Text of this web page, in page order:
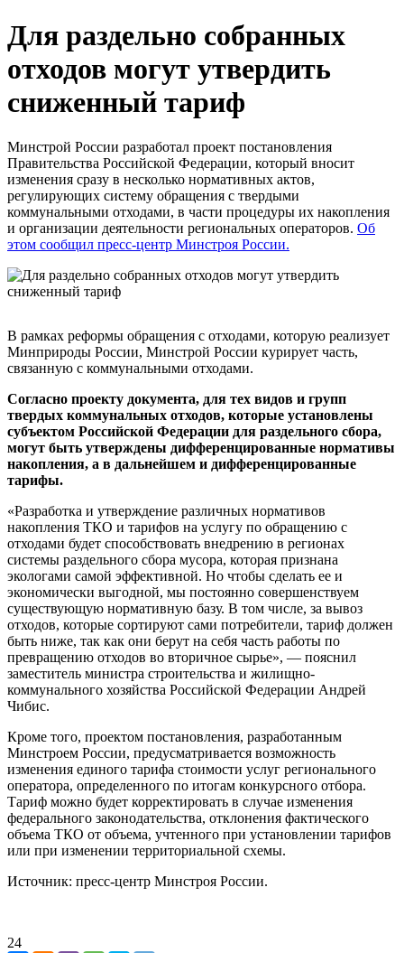
Для раздельно собранных
отходов могут утвердить
сниженный тариф
Минстрой России разработал проект постановления
Правительства Российской Федерации, который вносит
изменения сразу в несколько нормативных актов,
регулирующих систему обращения с твердыми
коммунальными отходами, в части процедуры их накопления
и организации деятельности региональных операторов. Об
этом сообщил пресс-центр Минстроя России.
В рамках реформы обращения с отходами, которую реализует
Минприроды России, Минстрой России курирует часть,
связанную с коммунальными отходами.
Согласно проекту документа, для тех видов и групп
твердых коммунальных отходов, которые установлены
субъектом Российской Федерации для раздельного сбора,
могут быть утверждены дифференцированные нормативы
накопления, а в дальнейшем и дифференцированные
тарифы.
«Разработка и утверждение различных нормативов
накопления ТКО и тарифов на услугу по обращению с
отходами будет способствовать внедрению в регионах
системы раздельного сбора мусора, которая признана
экологами самой эффективной. Но чтобы сделать ее и
экономически выгодной, мы постоянно совершенствуем
существующую нормативную базу. В том числе, за вывоз
отходов, которые сортируют сами потребители, тариф должен
быть ниже, так как они берут на себя часть работы по
превращению отходов во вторичное сырье», — пояснил
заместитель министра строительства и жилищно-
коммунального хозяйства Российской Федерации Андрей
Чибис.
Кроме того, проектом постановления, разработанным
Минстроем России, предусматривается возможность
изменения единого тарифа стоимости услуг регионального
оператора, определенного по итогам конкурсного отбора.
Тариф можно будет корректировать в случае изменения
федерального законодательства, отклонения фактического
объема ТКО от объема, учтенного при установлении тарифов
или при изменении территориальной схемы.
Источник: пресс-центр Минстроя России.
24